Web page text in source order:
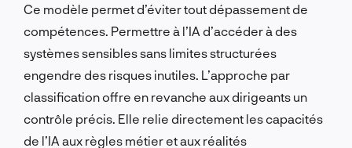
Ce modèle permet d’éviter tout dépassement de
compétences. Permettre à l’IA d’accéder à des
systèmes sensibles sans limites structurées
engendre des risques inutiles. L’approche par
classification offre en revanche aux dirigeants un
contrôle précis. Elle relie directement les capacités
de l’IA aux règles métier et aux réalités